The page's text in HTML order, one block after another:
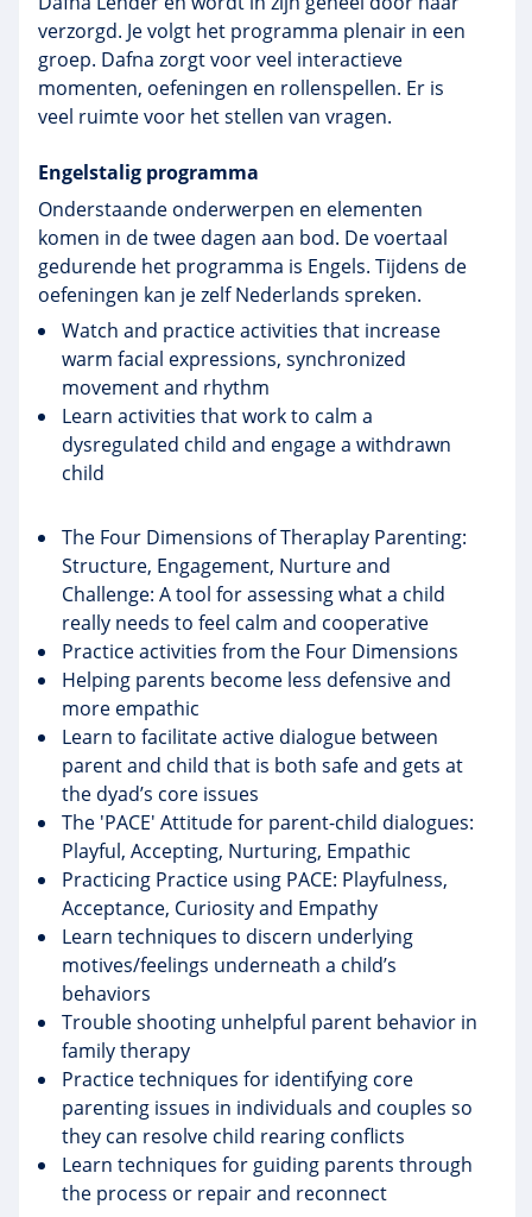
verzorgd. Je volgt het programma plenair in een
groep. Dafna zorgt voor veel interactieve
momenten, oefeningen en rollenspellen. Er is
veel ruimte voor het stellen van vragen.
Engelstalig programma
Onderstaande onderwerpen en elementen
komen in de twee dagen aan bod. De voertaal
gedurende het programma is Engels. Tijdens de
oefeningen kan je zelf Nederlands spreken.
Watch and practice activities that increase
warm facial expressions, synchronized
movement and rhythm
Learn activities that work to calm a
dysregulated child and engage a withdrawn
child
The Four Dimensions of Theraplay Parenting:
Structure, Engagement, Nurture and
Challenge: A tool for assessing what a child
really needs to feel calm and cooperative
Practice activities from the Four Dimensions
Helping parents become less defensive and
more empathic
Learn to facilitate active dialogue between
parent and child that is both safe and gets at
the dyad’s core issues
The 'PACE' Attitude for parent-child dialogues:
Playful, Accepting, Nurturing, Empathic
Practicing Practice using PACE: Playfulness,
Acceptance, Curiosity and Empathy
Learn techniques to discern underlying
motives/feelings underneath a child’s
behaviors
Trouble shooting unhelpful parent behavior in
family therapy
Practice techniques for identifying core
parenting issues in individuals and couples so
they can resolve child rearing conflicts
Learn techniques for guiding parents through
the process or repair and reconnect